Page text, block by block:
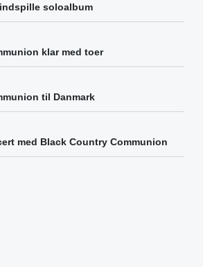
soloalbum
klar med toer
til Danmark
med Black Country Communion